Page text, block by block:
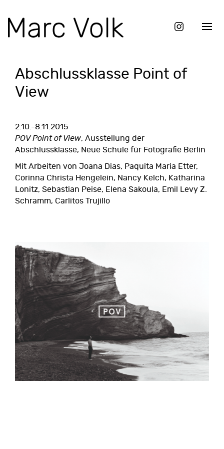
Abschlussklasse Point of
View
2.10.-8.11.2015
POV Point of View, Ausstellung der
Abschlussklasse, Neue Schule für Fotografie Berlin
Mit Arbeiten von Joana Dias, Paquita Maria Etter,
Corinna Christa Hengelein, Nancy Kelch, Katharina
Lonitz, Sebastian Peise, Elena Sakoula, Emil Levy Z.
Schramm, Carlitos Trujillo